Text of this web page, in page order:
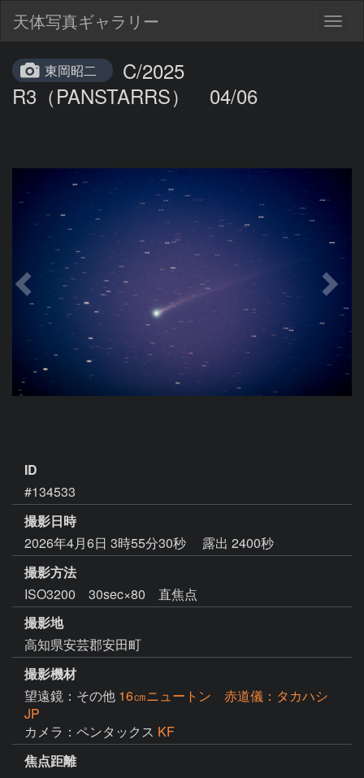
天体写真ギャラリー
東岡昭二
C/2025
R3（PANSTARRS） 04/06
ID
#134533
撮影日時
2026年4月6日 3時55分30秒
露出 2400秒
撮影方法
ISO3200 30sec×80 直焦点
撮影地
高知県安芸郡安田町
撮影機材
望遠鏡：その他 16㎝ニュートン 赤道儀：タカハシ
JP
カメラ：ペンタックス KF
焦点距離